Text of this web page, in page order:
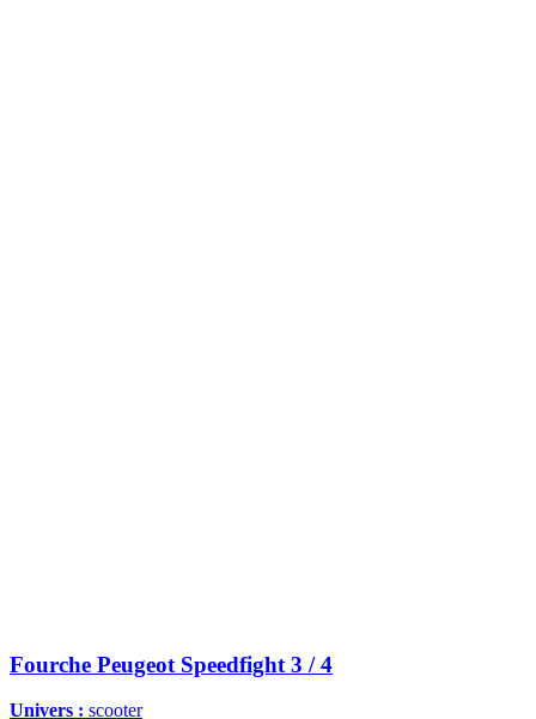
Fourche Peugeot Speedfight 3 / 4
Univers : scooter